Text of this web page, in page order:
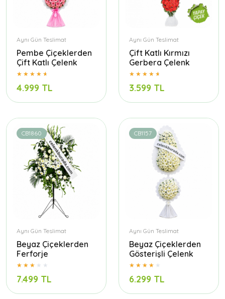
Aynı Gün Teslimat
Pembe Çiçeklerden
Çift Katlı Çelenk
4.999 TL
Aynı Gün Teslimat
Çift Katlı Kırmızı
Gerbera Çelenk
3.599 TL
CB1860
Aynı Gün Teslimat
Beyaz Çiçeklerden
Ferforje
7.499 TL
CB1157
Aynı Gün Teslimat
Beyaz Çiçeklerden
Gösterişli Çelenk
6.299 TL